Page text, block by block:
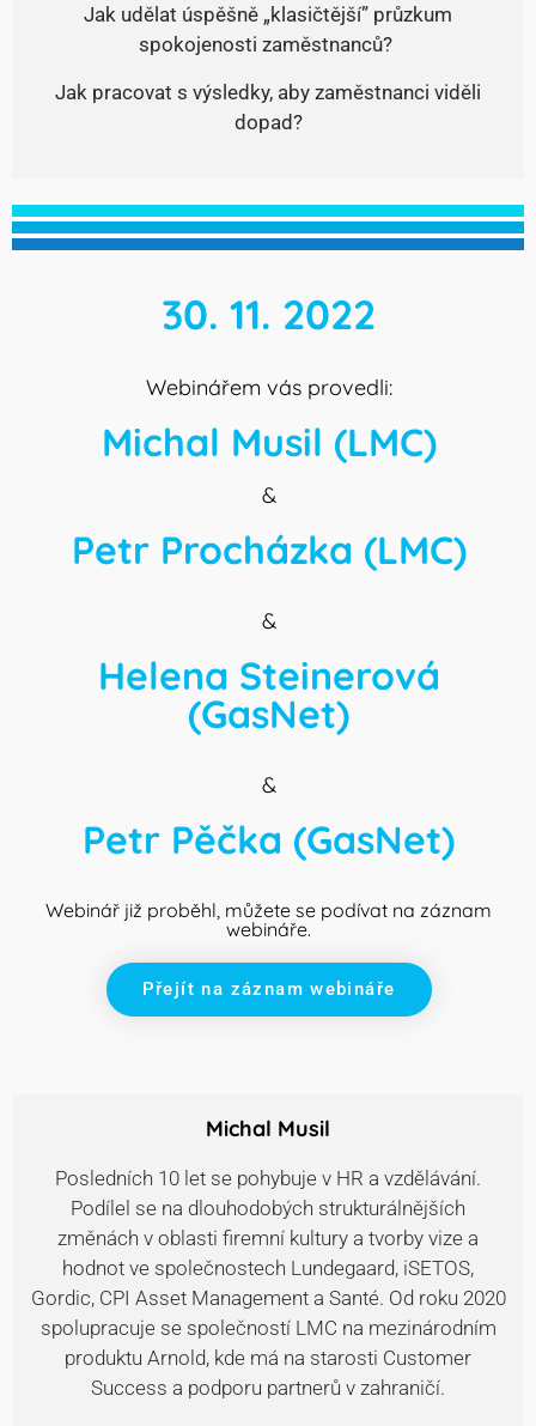
Jak udělat úspěšně „klasičtější” průzkum
spokojenosti zaměstnanců?
Jak pracovat s výsledky, aby zaměstnanci viděli
dopad?
30. 11. 2022
Webinářem vás provedli:
Michal Musil (LMC)
&
Petr Procházka (LMC)
&
Helena Steinerová
(GasNet)
&
Petr Pěčka (GasNet)
Webinář již proběhl, můžete se podívat na záznam
webináře.
Přejít na záznam webináře
Michal Musil
Posledních 10 let se pohybuje v HR a vzdělávání.
Podílel se na dlouhodobých strukturálnějších
změnách v oblasti firemní kultury a tvorby vize a
hodnot ve společnostech Lundegaard, iSETOS,
Gordic, CPI Asset Management a Santé. Od roku 2020
spolupracuje se společností LMC na mezinárodním
produktu Arnold, kde má na starosti Customer
Success a podporu partnerů v zahraničí.